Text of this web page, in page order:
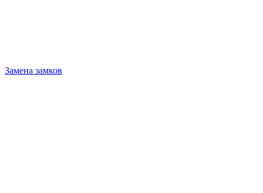
Замена замков